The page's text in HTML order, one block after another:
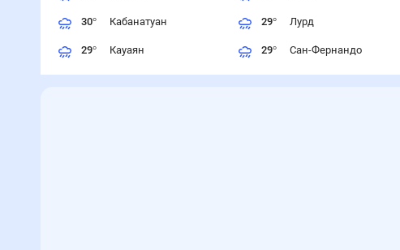
30° Кабанатуан
29° Кауаян
29° Лурд
29° Сан-Фернандо